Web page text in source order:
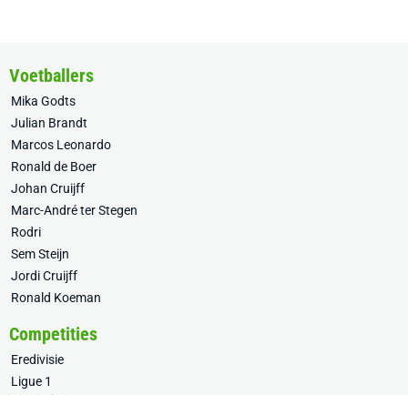
Voetballers
Mika Godts
Julian Brandt
Marcos Leonardo
Ronald de Boer
Johan Cruijff
Marc-André ter Stegen
Rodri
Sem Steijn
Jordi Cruijff
Ronald Koeman
Competities
Eredivisie
Ligue 1